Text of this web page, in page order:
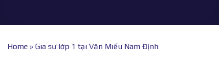
Home » Gia sư lớp 1 tại Văn Miếu Nam Định